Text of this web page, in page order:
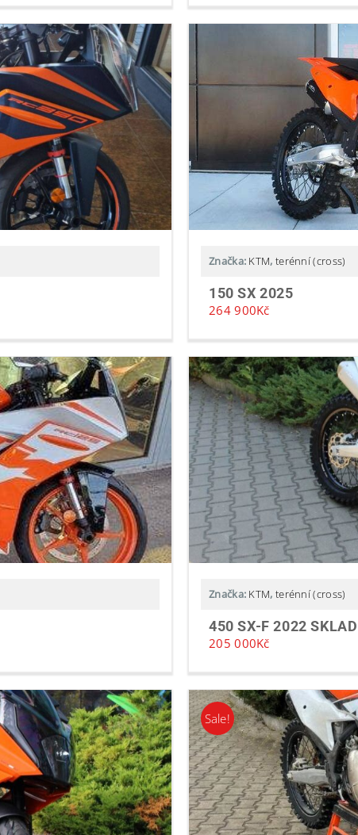
Značka: KTM, terénní (cross)
150 SX 2025
264 900Kč
Značka: KTM, terénní (cross)
450 SX-F 2022
205 000Kč
Sale!